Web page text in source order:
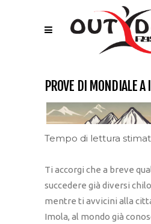
PROVE DI MONDIALE A
Tempo di lettura
Ti accorgi che a breve
succedere già diversi
mentre ti avvicini alla
Imola, al mondo già